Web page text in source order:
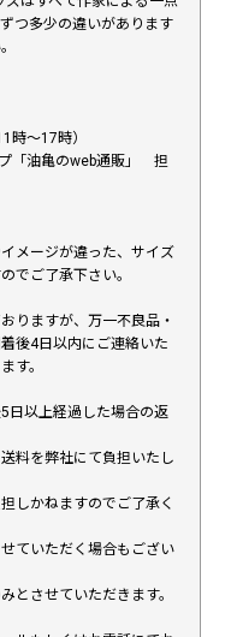
つ多少の違いがあります
時〜17時）
「油亀のweb通販」 担
メージが違った、サイズ
でご了承下さい。
りますが、万一不良品・
後4日以内にご連絡いた
す。
日以上経過した場合の返
料を弊社にて負担いたし
しかねますのでご了承く
ていただく場合もござい
とさせていただきます。